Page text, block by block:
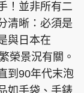
！並非所有二
清晰：必須是
與日本在
榮景況有關。
到90年代末泡
如手袋、手錶